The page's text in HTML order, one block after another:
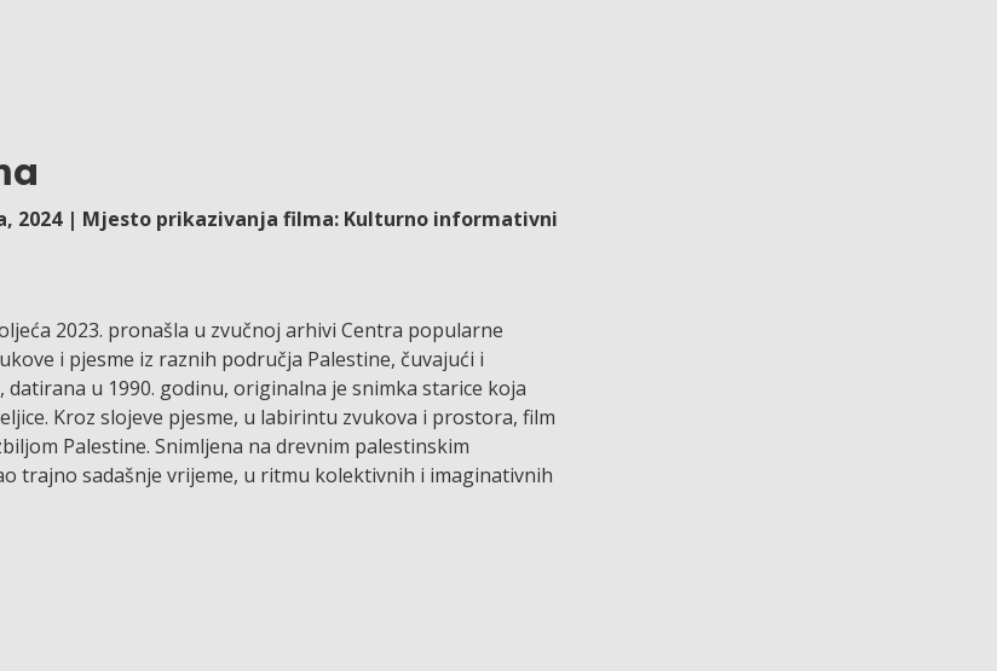
2024 | Mjesto prikazivanja filma: Kulturno informativni
2023. pronašla u zvučnoj arhivi Centra popularne
i pjesme iz raznih područja Palestine, čuvajući i
u 1990. godinu, originalna je snimka starice koja
Kroz slojeve pjesme, u labirintu zvukova i prostora, film
Palestine. Snimljena na drevnim palestinskim
trajno sadašnje vrijeme, u ritmu kolektivnih i imaginativnih